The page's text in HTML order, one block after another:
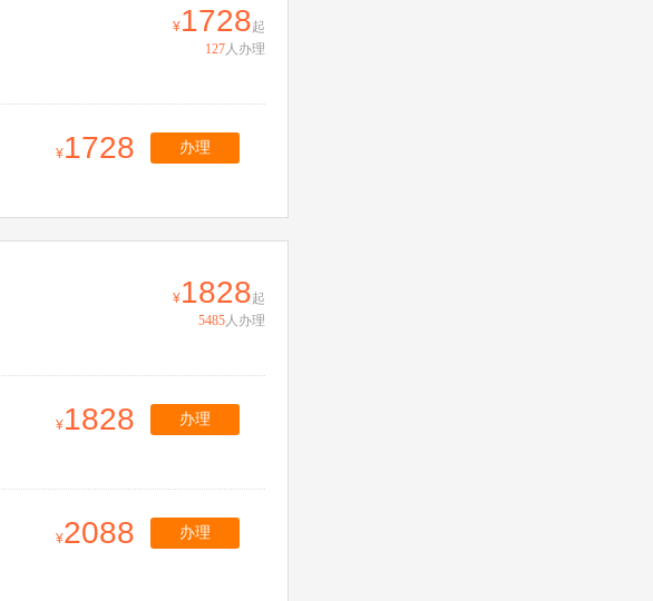
1728起
127人办理
1728 办理
1828起
5485人办理
1828 办理
2088 办理